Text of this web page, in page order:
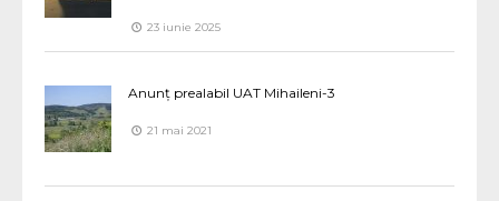
23 iunie 2025
Anunț prealabil UAT Mihaileni-3
21 mai 2021